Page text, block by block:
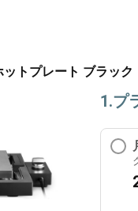
トプレート ブラック
1.プ